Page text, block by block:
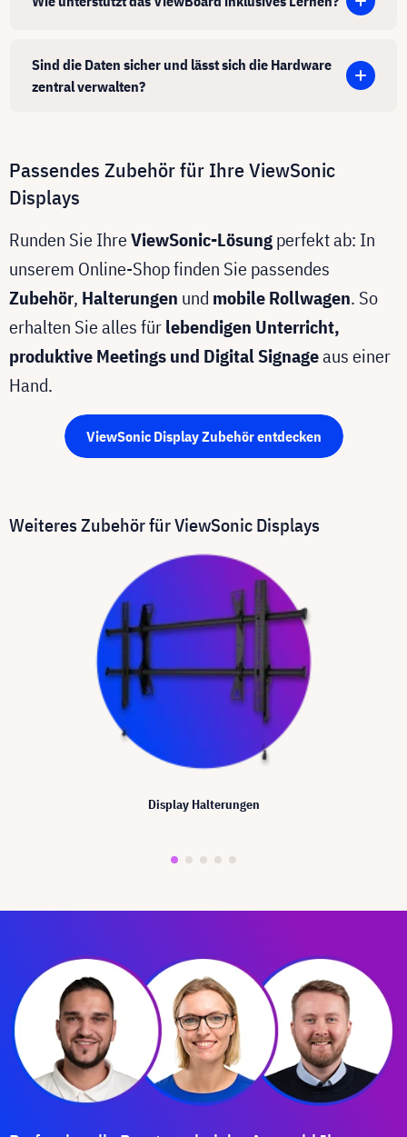
Sind die Daten sicher und lässt sich die Hardware
zentral verwalten?
Passendes Zubehör für Ihre ViewSonic
Displays
Runden Sie IhreViewSonic-Lösungperfekt ab: In
unserem Online-Shop finden Sie passendes
Zubehör, Halterungen und mobile Rollwagen. So
erhalten Sie alles fürlebendigen Unterricht,
produktive Meetings und Digital Signageaus einer
Hand.
ViewSonic Display Zubehör entdecken
Weiteres Zubehör für ViewSonic Displays
Display Halterungen